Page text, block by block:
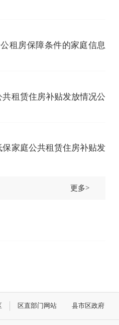
租房保障条件的家庭信息
租赁住房补贴发放情况公
家庭公共租赁住房补贴发
更多>
区直部门网站 县市区政府